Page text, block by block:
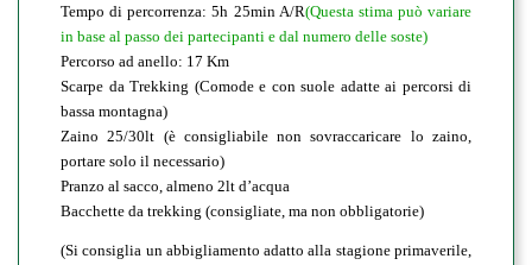
Tempo di percorrenza: 5h 25min A/R(Questa stima può variare
in base al passo dei partecipanti e dal numero delle soste)
Percorso ad anello: 17 Km
Scarpe da Trekking (Comode e con suole adatte ai percorsi di
bassa montagna)
Zaino 25/30lt (è consigliabile non sovraccaricare lo zaino,
portare solo il necessario)
Pranzo al sacco, almeno 2lt d’acqua
Bacchette da trekking (consigliate, ma non obbligatorie)
(Si consiglia un abbigliamento adatto alla stagione primaverile,